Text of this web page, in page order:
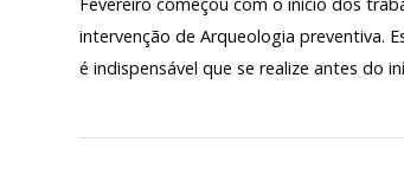
intervenção de Arqueologia preventiva.
é indispensável que se realize antes do